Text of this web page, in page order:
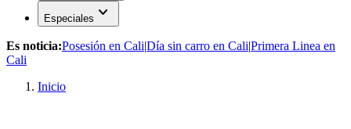
Especiales expand_more
Es noticia:Posesión en Cali|Día sin carro en Cali|Primera Linea en
Cali
Inicio